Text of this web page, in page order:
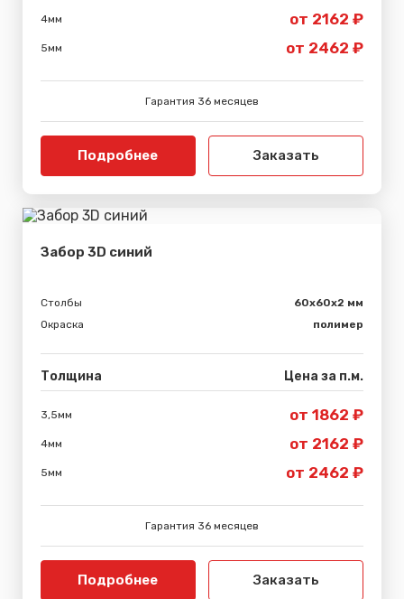
4мм от 2162 ₽
5мм от 2462 ₽
Гарантия 36 месяцев
Подробнее Заказать
Забор 3D синий
Столбы
60х60х2 мм
Окраска
полимер
Толщина Цена за п.м.
3,5мм от 1862 ₽
4мм от 2162 ₽
5мм от 2462 ₽
Гарантия 36 месяцев
Подробнее Заказать